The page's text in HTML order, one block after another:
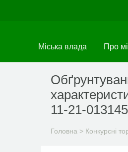
Міська влада Про
11-21-
Головна > Конкурсні